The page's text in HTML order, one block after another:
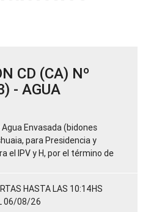
CD (CA) Nº
- AGUA
Envasada (bidones
para Presidencia y
el IPV y H, por el término de
HASTA LAS 10:14HS
06/08/26